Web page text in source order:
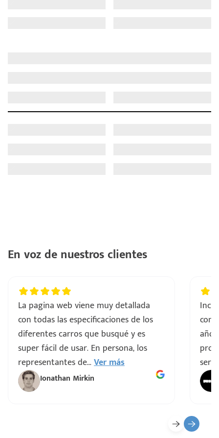
En voz de nuestros clientes
La pagina web viene muy detallada
con todas las especificaciones de los
diferentes carros que busqué y es
super fácil de usar. En persona, los
representantes de...Ver más
Ionathan Mirkin